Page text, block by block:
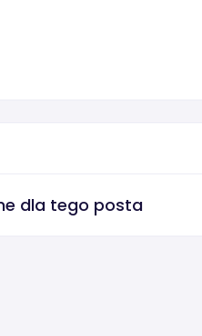
dla tego posta